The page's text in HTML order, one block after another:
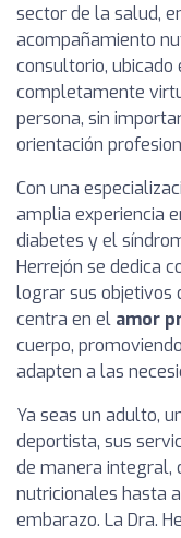
sector de la salud,
acompañamiento
consultorio, ubicado
completamente
persona, sin
orientación
Con una
amplia experiencia
diabetes y el
Herrejón se dedica
lograr sus objetivos
centra en el amor
cuerpo,
adapten a las
Ya seas un adulto,
deportista, sus
de manera integral,
nutricionales hasta
embarazo. La Dra.